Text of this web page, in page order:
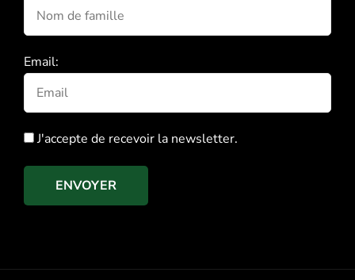
Email:
J'accepte de recevoir la newsletter.
ENVOYER